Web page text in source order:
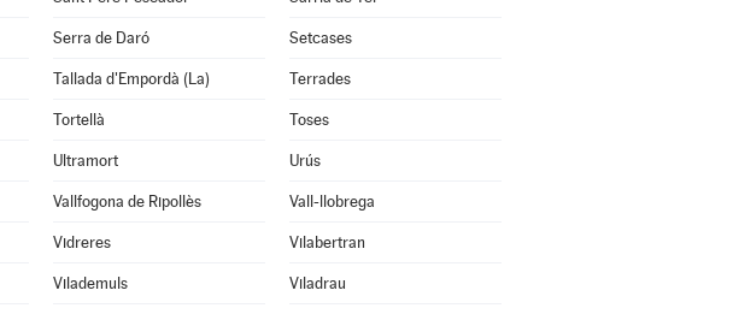
Serra de Daró Setcases
Tallada d'Empordà (La) Terrades
Tortellà Toses
Ultramort Urús
Vallfogona de Ripollès Vall-llobrega
Vidreres Vilabertran
Vilademuls Viladrau